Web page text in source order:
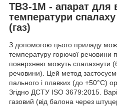
ТВЗ-1М - апарат для
температури
(газ)
З допомогою цього приладу
температуру горючої речовини
поверхнею можуть спалахнути
речовини). Цей метод
пального і плавких (до +50°С)
Згідно ДСТУ ISO 3679:2015.
газовий (від балона через